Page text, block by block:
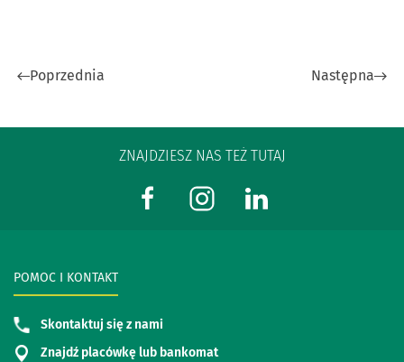
Poprzednia Następna
ZNAJDZIESZ NAS TEŻ TUTAJ
POMOC I KONTAKT
Skontaktuj się z nami
Znajdź placówkę lub bankomat